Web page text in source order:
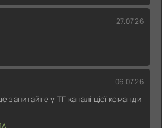
27.07.26
06.07.26
у ТГ каналі цієї команди